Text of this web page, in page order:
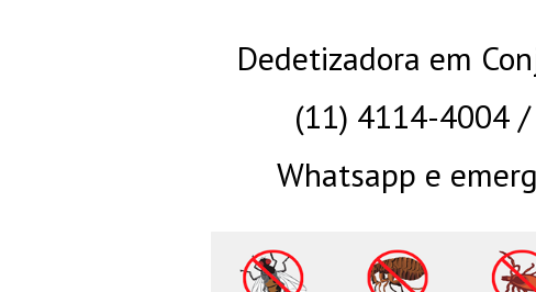
Dedetizadora em
(11) 4114-4004
Whatsapp e